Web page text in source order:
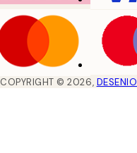
COPYRIGHT ©2026, DESENIO